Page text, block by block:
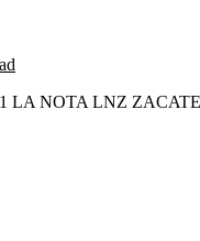
LA NOTA LNZ